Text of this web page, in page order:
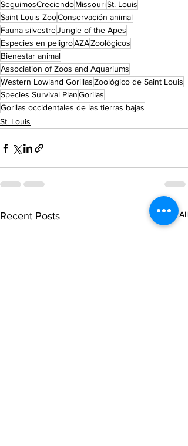
SeguimosCreciendoMissouriSt. Louis
Saint Louis ZooConservación animal
Fauna silvestreJungle of the Apes
Especies en peligroAZAZoológicos
Bienestar animal
Association of Zoos and Aquariums
Western Lowland GorillasZoológico de Saint Louis
Species Survival PlanGorilas
Gorilas occidentales de las tierras bajas
St. Louis
Recent Posts See All